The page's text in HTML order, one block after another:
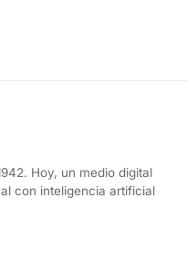
Hoy, un medio digital
con inteligencia artificial